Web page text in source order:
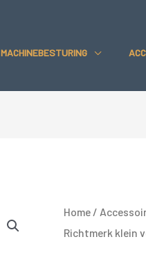
MACHINEBESTURING
Home/
Richtmerk klein